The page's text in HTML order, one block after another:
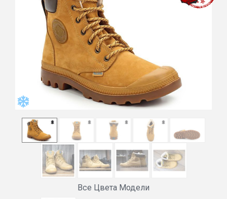
Все Цвета Модели